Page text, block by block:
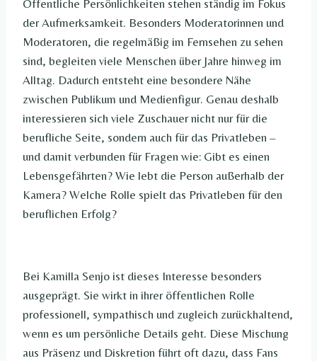
Öffentliche Persönlichkeiten stehen ständig im Fokus
der Aufmerksamkeit. Besonders Moderatorinnen und
Moderatoren, die regelmäßig im Fernsehen zu sehen
sind, begleiten viele Menschen über Jahre hinweg im
Alltag. Dadurch entsteht eine besondere Nähe
zwischen Publikum und Medienfigur. Genau deshalb
interessieren sich viele Zuschauer nicht nur für die
berufliche Seite, sondern auch für das Privatleben –
und damit verbunden für Fragen wie: Gibt es einen
Lebensgefährten? Wie lebt die Person außerhalb der
Kamera? Welche Rolle spielt das Privatleben für den
beruflichen Erfolg?
Bei Kamilla Senjo ist dieses Interesse besonders
ausgeprägt. Sie wirkt in ihrer öffentlichen Rolle
professionell, sympathisch und zugleich zurückhaltend,
wenn es um persönliche Details geht. Diese Mischung
aus Präsenz und Diskretion führt oft dazu, dass Fans